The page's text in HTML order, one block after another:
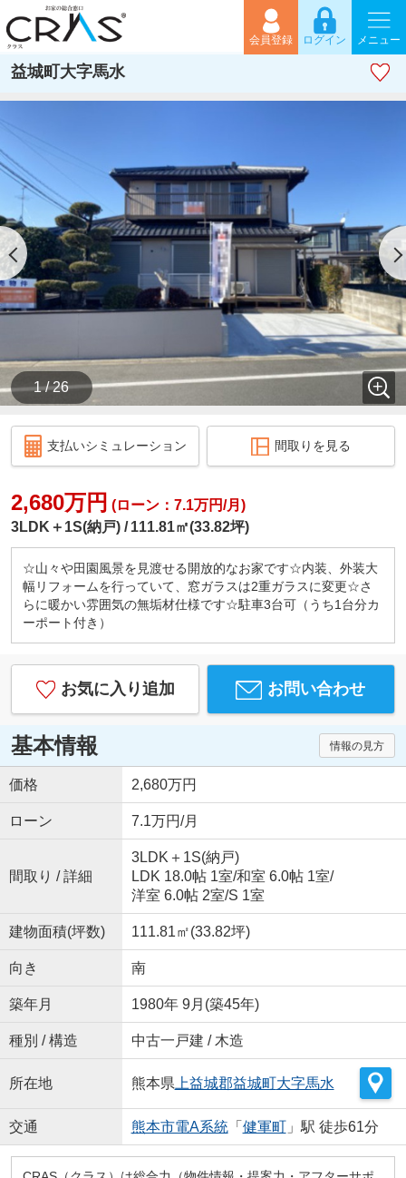
会員登録 ログイン メニュー
益城町大字馬水
1 / 26
支払いシミュレーション 間取りを見る
2,680万円 (ローン：7.1万円/月)
3LDK＋1S(納戸)
111.81㎡(33.82坪)
☆山々や田園風景を見渡せる開放的なお家です☆内装、外装大
幅リフォームを行っていて、窓ガラスは2重ガラスに変更☆さ
らに暖かい雰囲気の無垢材仕様です☆駐車3台可（うち1台分カ
ーポート付き）
お気に入り追加 お問い合わせ
基本情報 情報の見方
価格 2,680万円
ローン 7.1万円/月
間取り / 詳細
3LDK＋1S(納戸)
LDK 18.0帖 1室/和室 6.0帖 1室/
洋室 6.0帖 2室/S 1室
建物面積(坪数) 111.81㎡(33.82坪)
向き 南
築年月 1980年 9月(築45年)
種別 / 構造 中古一戸建 / 木造
所在地 熊本県 上益城郡益城町大字馬水
交通 熊本市電A系統「 健軍町」駅 徒歩61分